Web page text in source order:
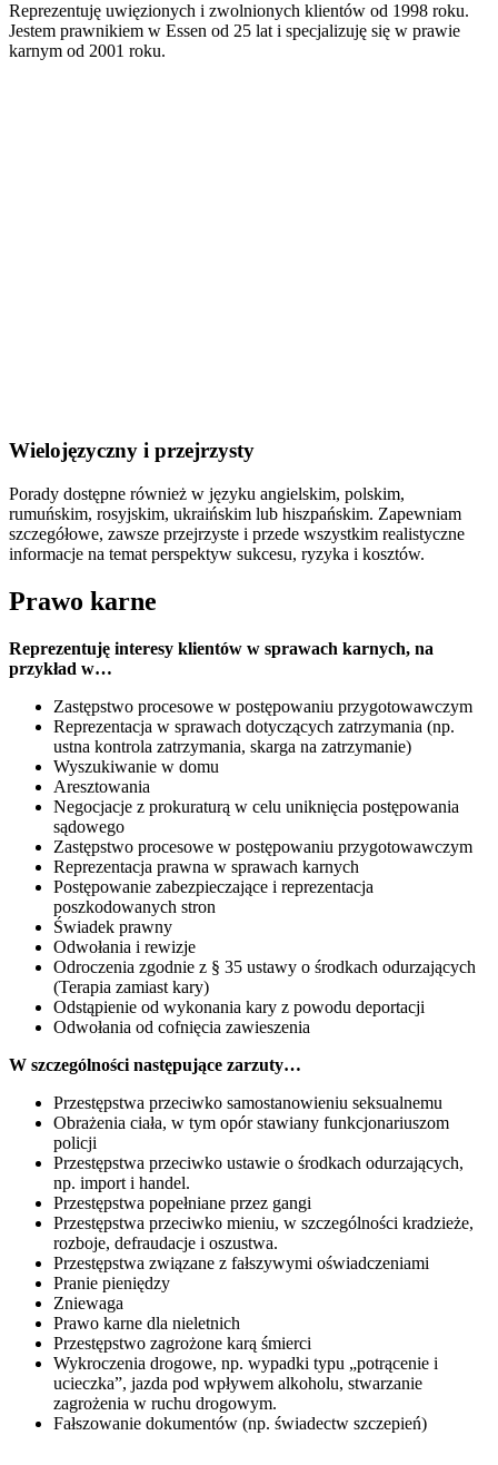
Reprezentuję uwięzionych i zwolnionych klientów od 1998 roku.
Jestem prawnikiem w Essen od 25 lat i specjalizuję się w prawie
karnym od 2001 roku.
Wielojęzyczny i przejrzysty
Porady dostępne również w języku angielskim, polskim,
rumuńskim, rosyjskim, ukraińskim lub hiszpańskim. Zapewniam
szczegółowe, zawsze przejrzyste i przede wszystkim realistyczne
informacje na temat perspektyw sukcesu, ryzyka i kosztów.
Prawo karne
Reprezentuję interesy klientów w sprawach karnych, na
przykład w…
Zastępstwo procesowe w postępowaniu przygotowawczym
Reprezentacja w sprawach dotyczących zatrzymania (np.
ustna kontrola zatrzymania, skarga na zatrzymanie)
Wyszukiwanie w domu
Aresztowania
Negocjacje z prokuraturą w celu uniknięcia postępowania
sądowego
Zastępstwo procesowe w postępowaniu przygotowawczym
Reprezentacja prawna w sprawach karnych
Postępowanie zabezpieczające i reprezentacja
poszkodowanych stron
Świadek prawny
Odwołania i rewizje
Odroczenia zgodnie z § 35 ustawy o środkach odurzających
(Terapia zamiast kary)
Odstąpienie od wykonania kary z powodu deportacji
Odwołania od cofnięcia zawieszenia
W szczególności następujące zarzuty…
Przestępstwa przeciwko samostanowieniu seksualnemu
Obrażenia ciała, w tym opór stawiany funkcjonariuszom
policji
Przestępstwa przeciwko ustawie o środkach odurzających,
np. import i handel.
Przestępstwa popełniane przez gangi
Przestępstwa przeciwko mieniu, w szczególności kradzieże,
rozboje, defraudacje i oszustwa.
Przestępstwa związane z fałszywymi oświadczeniami
Pranie pieniędzy
Zniewaga
Prawo karne dla nieletnich
Przestępstwo zagrożone karą śmierci
Wykroczenia drogowe, np. wypadki typu „potrącenie i
ucieczka”, jazda pod wpływem alkoholu, stwarzanie
zagrożenia w ruchu drogowym.
Fałszowanie dokumentów (np. świadectw szczepień)